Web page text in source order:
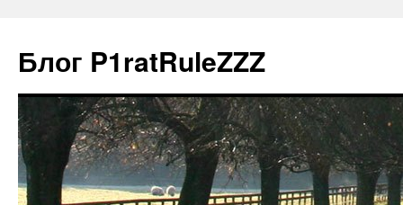
Блог P1ratRuleZZZ